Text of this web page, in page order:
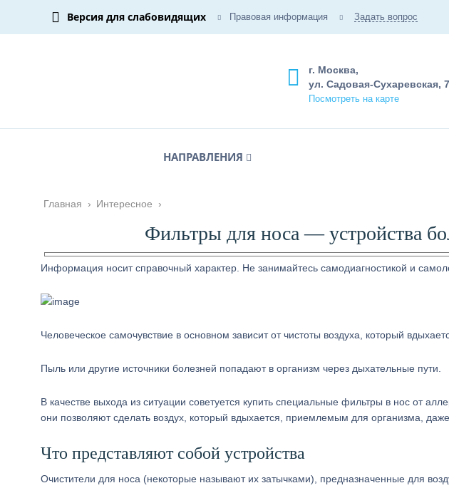
Версия для слабовидящих Правовая информация Задать вопрос
г. Москва,
ул. Садовая-Сухаревская,
Посмотреть на карте
НАПРАВЛЕНИЯ
Главная › Интересное ›
Фильтры для носа — устройства
Информация носит справочный характер. Не занимайтесь самодиагностикой и
Человеческое самочувствие в основном зависит от чистоты воздуха, который
Пыль или другие источники болезней попадают в организм через дыхательные пути.
В качестве выхода из ситуации советуется купить специальные фильтры в нос от
они позволяют сделать воздух, который вдыхается, приемлемым для организма,
Что представляют собой устройства
Очистители для носа (некоторые называют их затычками), предназначенные для